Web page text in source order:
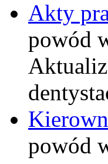
Akty
powód
powód